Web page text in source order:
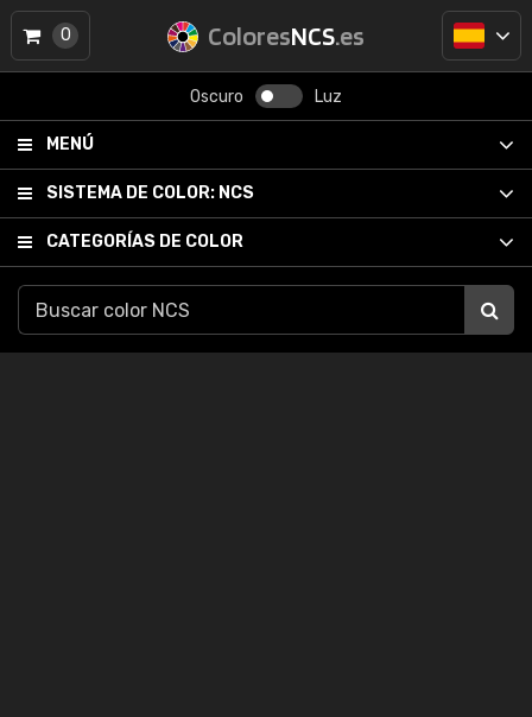
ColoresNCS.es
Oscuro Luz
MENÚ
SISTEMA DE COLOR: NCS
CATEGORÍAS DE COLOR
0